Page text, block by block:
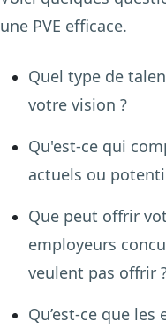
une PVE efficace.
Quel type de
votre vision ?
Qu'est-ce qui
actuels ou
Que peut offrir
employeurs
veulent pas offrir
Qu’est-ce que